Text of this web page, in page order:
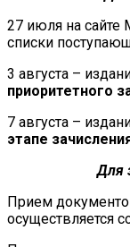
27 июля на
списки
3 августа –
приоритетного
7 августа –
этапе
Для
Прием
осуществляется